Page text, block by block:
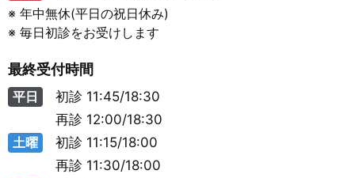
※ 年中無休(平日の祝日休み)
※ 毎日初診をお受けします
最終受付時間
平日 初診 11:45/18:30
再診 12:00/18:30
土曜
初診 11:15/18:00
再診 11:30/18:00